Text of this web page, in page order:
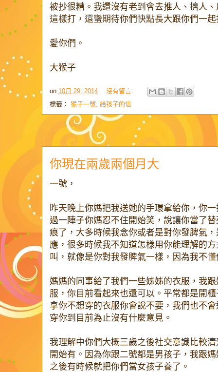
被抄很糟。我還沒有老到會去推人、擠人
這樣打，還蠻期待你們快點長大跟你們一
愛你們。
大猴子
on 10月 29, 2014
沒有留言:
標籤： 猴子一號, 給孩子的信
你現在兩歲兩個月大
一號，
昨天晚上你媽把我送她的手環拿給你，你
過一陣子你媽忍不住開始笑，說讓你當了
痕了，大多時候我念你或者是對你發脾氣
應，很多時候我不知道怎樣用你能理解的
叫，就像是你對我發脾氣一樣，因為我不
媽媽的同事給了我們一些姊姊的衣服，我
服，你目前看起來也還可以。平常都是開
拿你不想穿的衣服你會說不要，我們也不
穿你到目前為止沒有什麼意見。
我理解中你們大概三歲之後社交意識比較
開始有。因為你跟二號都是男孩子，我跟
之後有時候就把你們當女孩子養了。